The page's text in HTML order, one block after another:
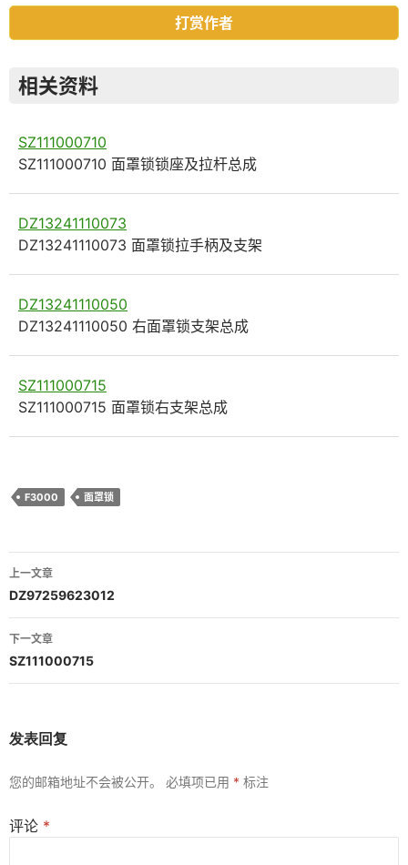
打赏作者
相关资料
SZ111000710
SZ111000710 面罩锁锁座及拉杆总成
DZ13241110073
DZ13241110073 面罩锁拉手柄及支架
DZ13241110050
DZ13241110050 右面罩锁支架总成
SZ111000715
SZ111000715 面罩锁右支架总成
F3000 面罩锁
文
章
导
航
上一文章
DZ97259623012
下一文章
SZ111000715
发表回复
您的邮箱地址不会被公开。 必填项已用 * 标注
评论 *